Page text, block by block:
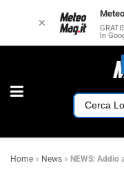
Home » News » NEWS: Addio
✕
In